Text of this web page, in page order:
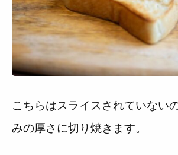
こちらはスライスされていない
みの厚さに切り焼きます。